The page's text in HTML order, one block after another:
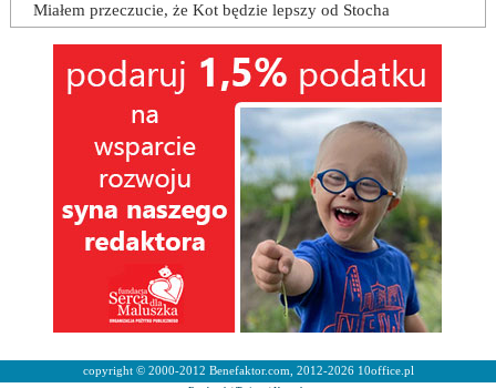
Miałem przeczucie, że Kot będzie lepszy od Stocha
copyright © 2000-2012 Benefaktor.com, 2012-2026 10office.pl